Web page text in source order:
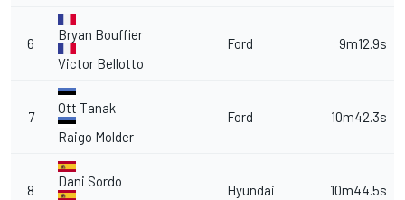
6
Bryan Bouffier
Victor Bellotto
Ford 9m12.9s
7
Ott Tanak
Raigo Molder
Ford 10m42.3s
8
Dani Sordo
Hyundai 10m44.5s